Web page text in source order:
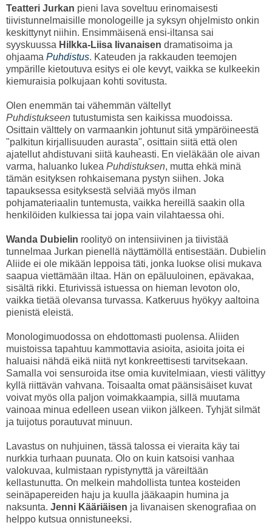
Teatteri Jurkan pieni lava soveltuu erinomaisesti
tiivistunnelmaisille monologeille ja syksyn ohjelmisto onkin
keskittynyt niihin. Ensimmäisenä ensi-iltansa sai
syyskuussa Hilkka-Liisa Iivanaisen dramatisoima ja
ohjaama Puhdistus. Kateuden ja rakkauden teemojen
ympärille kietoutuva esitys ei ole kevyt, vaikka se kulkeekin
kiemuraisia polkujaan kohti sovitusta.
Olen enemmän tai vähemmän vältellyt
Puhdistukseen tutustumista sen kaikissa muodoissa.
Osittain välttely on varmaankin johtunut sitä ympäröineestä
"palkitun kirjallisuuden aurasta", osittain siitä että olen
ajatellut ahdistuvani siitä kauheasti. En vieläkään ole aivan
varma, haluanko lukea Puhdistuksen, mutta ehkä minä
tämän esityksen rohkaisemana pystyn siihen. Joka
tapauksessa esityksestä selviää myös ilman
pohjamateriaalin tuntemusta, vaikka hereillä saakin olla
henkilöiden kulkiessa tai jopa vain vilahtaessa ohi.
Wanda Dubielin roolityö on intensiivinen ja tiivistää
tunnelmaa Jurkan pienellä näyttämöllä entisestään. Dubielin
Aliide ei ole mikään leppoisa täti, jonka luokse olisi mukava
saapua viettämään iltaa. Hän on epäluuloinen, epävakaa,
sisältä rikki. Eturivissä istuessa on hieman levoton olo,
vaikka tietää olevansa turvassa. Katkeruus hyökyy aaltoina
pienistä eleistä.
Monologimuodossa on ehdottomasti puolensa. Aliiden
muistoissa tapahtuu kammottavia asioita, asioita joita ei
haluaisi nähdä eikä niitä nyt konkreettisesti tarvitsekaan.
Samalla voi sensuroida itse omia kuvitelmiaan, viesti välittyy
kyllä riittävän vahvana. Toisaalta omat päänsisäiset kuvat
voivat myös olla paljon voimakkaampia, sillä muutama
vainoaa minua edelleen usean viikon jälkeen. Tyhjät silmät
ja tuijotus porautuvat minuun.
Lavastus on nuhjuinen, tässä talossa ei vieraita käy tai
nurkkia turhaan puunata. Olo on kuin katsoisi vanhaa
valokuvaa, kulmistaan rypistynyttä ja väreiltään
kellastunutta. On melkein mahdollista tuntea kosteiden
seinäpapereiden haju ja kuulla jääkaapin humina ja
naksunta. Jenni Kääriäisen ja Iivanaisen skenografiaa on
helppo kutsua onnistuneeksi.